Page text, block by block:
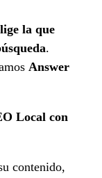
la que
.
Answer
Local con
contenido,